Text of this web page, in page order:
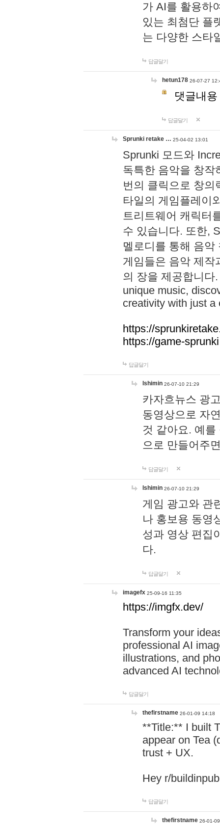
가 AI를 활용하
있는 최첨단 플
는 다양한 스타
답글달기
hetun178 26-07-27
댓글내
답글달기
Sprunki retake … 25-04-02 13:01
Sprunki 모드와
독특한 음악을 창작
번의 클릭으로 창의
타일의 게임플레이
트리트웨어 캐릭터
수 있습니다. 또한,
멜로디를 통해 음
게임들은 음악 제작
의 장을 제공합니다
unique music,
creativity with just a
https://
https://game-
답글달기
lshimin 26-07-10 21:29
카자흐뉴스 광
동영상으로 자
것 같아요. 예
으로 만들어주
답글달기
lshimin 26-07-10 21:29
게임 광고와 관
나 홍보용 동영
성과 영상 편집
다.
답글달기
imagefx 25-09-16 11:35
https://imgfx.dev/
Transform your
professional AI
illustrations, and
advanced AI
답글달기
thefirstname 26-01-09 14:18
**Title:** I built
appear on Tea
trust + UX.
Hey r/
답글달기
thefirstname 26-01-